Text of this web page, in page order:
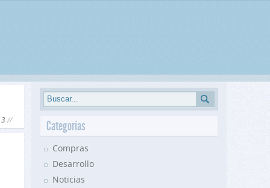
Categorías
Compras
Desarrollo
Noticias